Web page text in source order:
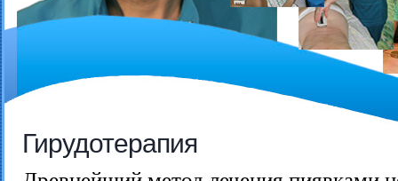
Гирудотерапия